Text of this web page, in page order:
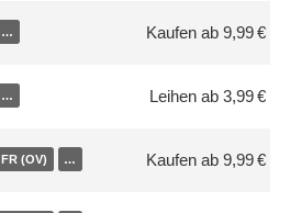
… Kaufen ab 9,99 €
… Leihen ab 3,99 €
FR (OV) … Kaufen ab 9,99 €